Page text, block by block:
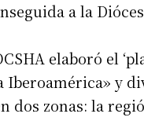
a la
elaboró el
Iberoamérica» y
dos zonas: la